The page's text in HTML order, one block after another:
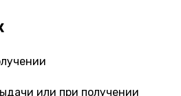
или при получении